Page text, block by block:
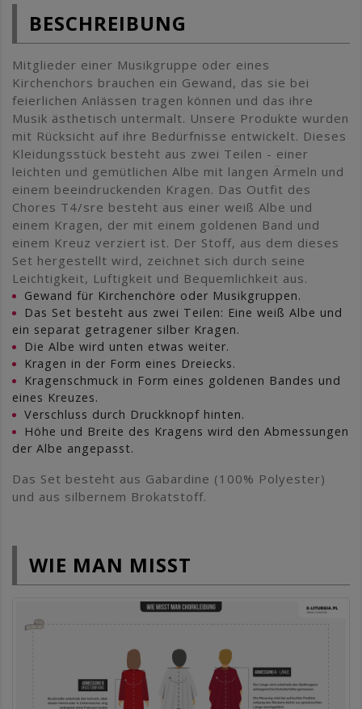
BESCHREIBUNG
Mitglieder einer Musikgruppe oder eines
Kirchenchors brauchen ein Gewand, das sie bei
feierlichen Anlässen tragen können und das ihre
Musik ästhetisch untermalt. Unsere Produkte wurden
mit Rücksicht auf ihre Bedürfnisse entwickelt. Dieses
Kleidungsstück besteht aus zwei Teilen - einer
leichten und gemütlichen Albe mit langen Ärmeln und
einem beeindruckenden Kragen. Das Outfit des
Chores T4/sre besteht aus einer weiß Albe und
einem Kragen, der mit einem goldenen Band und
einem Kreuz verziert ist. Der Stoff, aus dem dieses
Set hergestellt wird, zeichnet sich durch seine
Leichtigkeit, Luftigkeit und Bequemlichkeit aus.
Gewand für Kirchenchöre oder Musikgruppen.
Das Set besteht aus zwei Teilen: Eine weiß Albe und
ein separat getragener silber Kragen.
Die Albe wird unten etwas weiter.
Kragen in der Form eines Dreiecks.
Kragenschmuck in Form eines goldenen Bandes und
eines Kreuzes.
Verschluss durch Druckknopf hinten.
Höhe und Breite des Kragens wird den Abmessungen
der Albe angepasst.
Das Set besteht aus Gabardine (100% Polyester)
und aus silbernem Brokatstoff.
WIE MAN MISST